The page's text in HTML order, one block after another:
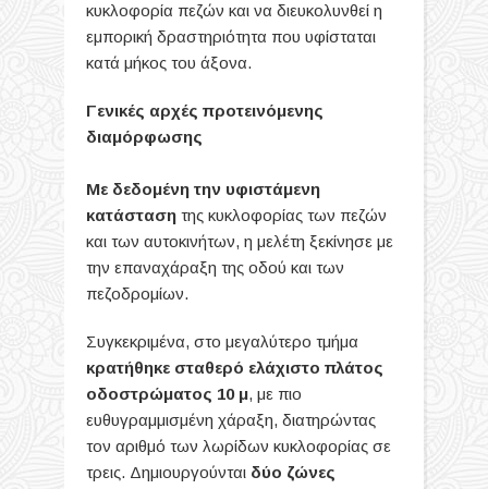
κυκλοφορία πεζών και να διευκολυνθεί η
εμπορική δραστηριότητα που υφίσταται
κατά μήκος του άξονα.
Γενικές αρχές προτεινόμενης
διαμόρφωσης
Με δεδομένη την υφιστάμενη
κατάσταση της κυκλοφορίας των πεζών
και των αυτοκινήτων, η μελέτη ξεκίνησε με
την επαναχάραξη της οδού και των
πεζοδρομίων.
Συγκεκριμένα, στο μεγαλύτερο τμήμα
κρατήθηκε σταθερό ελάχιστο πλάτος
οδοστρώματος 10 μ, με πιο
ευθυγραμμισμένη χάραξη, διατηρώντας
τον αριθμό των λωρίδων κυκλοφορίας σε
τρεις. Δημιουργούνται δύο ζώνες